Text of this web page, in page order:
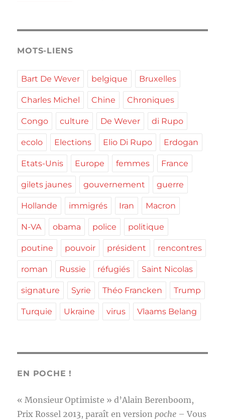
MOTS-LIENS
Bart De Wever belgique Bruxelles
Charles Michel Chine Chroniques
Congo culture De Wever di Rupo
ecolo Elections Elio Di Rupo Erdogan
Etats-Unis Europe femmes France
gilets jaunes gouvernement guerre
Hollande immigrés Iran Macron
N-VA obama police politique
poutine pouvoir président rencontres
roman Russie réfugiés Saint Nicolas
signature Syrie Théo Francken Trump
Turquie Ukraine virus Vlaams Belang
EN POCHE !
« Monsieur Optimiste » d’Alain Berenboom,
Prix Rossel 2013, paraît en version poche – Vous